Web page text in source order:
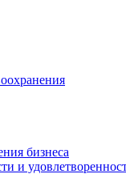
бизнеса
и